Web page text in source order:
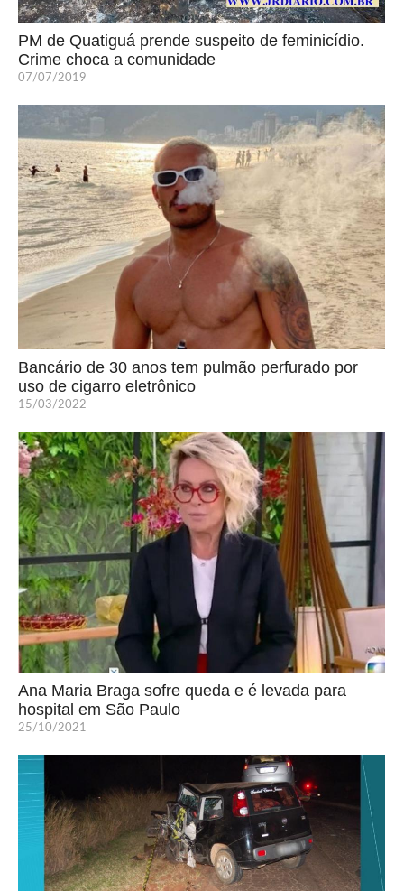
PM de Quatiguá prende suspeito de feminicídio.
Crime choca a comunidade
07/07/2019
Bancário de 30 anos tem pulmão perfurado por
uso de cigarro eletrônico
15/03/2022
Ana Maria Braga sofre queda e é levada para
hospital em São Paulo
25/10/2021